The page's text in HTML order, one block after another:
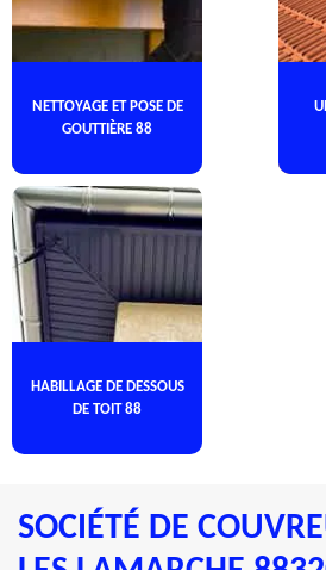
NETTOYAGE ET POSE DE
GOUTTIÈRE 88
HABILLAGE DE DESSOUS
DE TOIT 88
SOCIÉTÉ DE